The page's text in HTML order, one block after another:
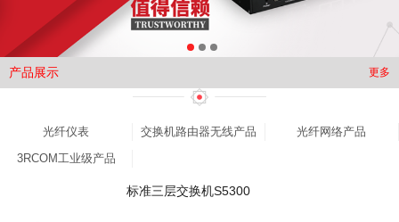
产品展示 更多
光纤仪表 交换机路由器无线产品
光纤网络产品
3RCOM工业级产品
标准三层交换机S5300